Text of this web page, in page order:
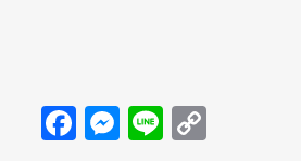
Facebook
Messenger
Line